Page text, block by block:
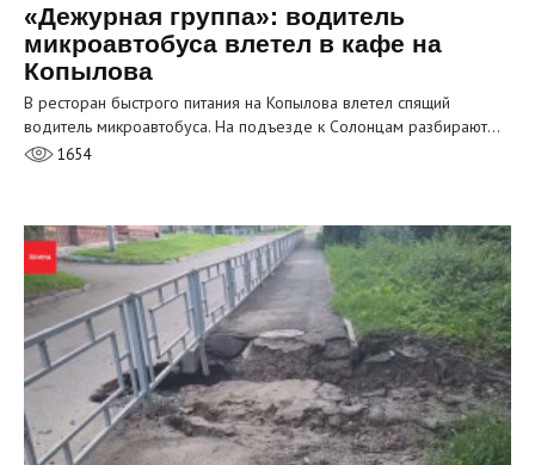
«Дежурная группа»: водитель
микроавтобуса влетел в кафе на
Копылова
В ресторан быстрого питания на Копылова влетел спящий
водитель микроавтобуса. На подъезде к Солонцам разбирают…
1654